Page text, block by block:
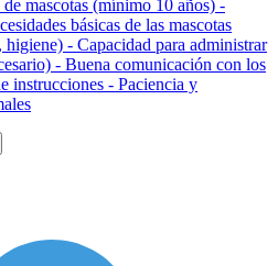
mascotas (mínimo 10 años) -
básicas de las mascotas
- Capacidad para administrar
- Buena comunicación con los
instrucciones - Paciencia y